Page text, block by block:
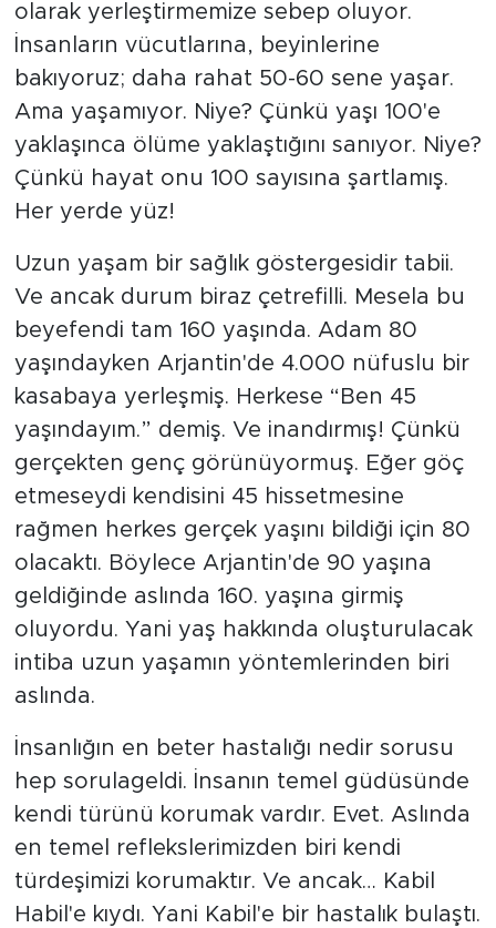
olarak yerleştirmemize sebep oluyor.
İnsanların vücutlarına, beyinlerine
bakıyoruz; daha rahat 50-60 sene yaşar.
Ama yaşamıyor. Niye? Çünkü yaşı 100'e
yaklaşınca ölüme yaklaştığını sanıyor. Niye?
Çünkü hayat onu 100 sayısına şartlamış.
Her yerde yüz!
Uzun yaşam bir sağlık göstergesidir tabii.
Ve ancak durum biraz çetrefilli. Mesela bu
beyefendi tam 160 yaşında. Adam 80
yaşındayken Arjantin'de 4.000 nüfuslu bir
kasabaya yerleşmiş. Herkese “Ben 45
yaşındayım.” demiş. Ve inandırmış! Çünkü
gerçekten genç görünüyormuş. Eğer göç
etmeseydi kendisini 45 hissetmesine
rağmen herkes gerçek yaşını bildiği için 80
olacaktı. Böylece Arjantin'de 90 yaşına
geldiğinde aslında 160. yaşına girmiş
oluyordu. Yani yaş hakkında oluşturulacak
intiba uzun yaşamın yöntemlerinden biri
aslında.
İnsanlığın en beter hastalığı nedir sorusu
hep sorulageldi. İnsanın temel güdüsünde
kendi türünü korumak vardır. Evet. Aslında
en temel reflekslerimizden biri kendi
türdeşimizi korumaktır. Ve ancak… Kabil
Habil'e kıydı. Yani Kabil'e bir hastalık bulaştı.